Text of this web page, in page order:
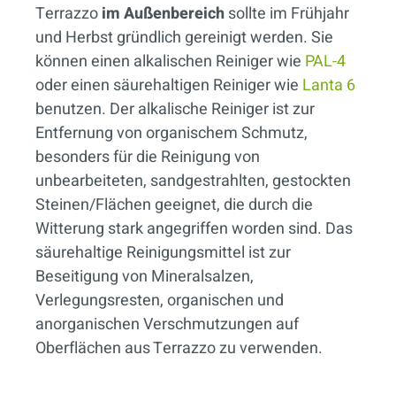
Terrazzoim Außenbereichsollte im Frühjahr
und Herbst gründlich gereinigt werden. Sie
können einen alkalischen Reiniger wie PAL-4
oder einen säurehaltigen Reiniger wie Lanta 6
benutzen. Der alkalische Reiniger ist zur
Entfernung von organischem Schmutz,
besonders für die Reinigung von
unbearbeiteten, sandgestrahlten, gestockten
Steinen/Flächen geeignet, die durch die
Witterung stark angegriffen worden sind. Das
säurehaltige Reinigungsmittel ist zur
Beseitigung von Mineralsalzen,
Verlegungsresten, organischen und
anorganischen Verschmutzungen auf
Oberflächen aus Terrazzo zu verwenden.